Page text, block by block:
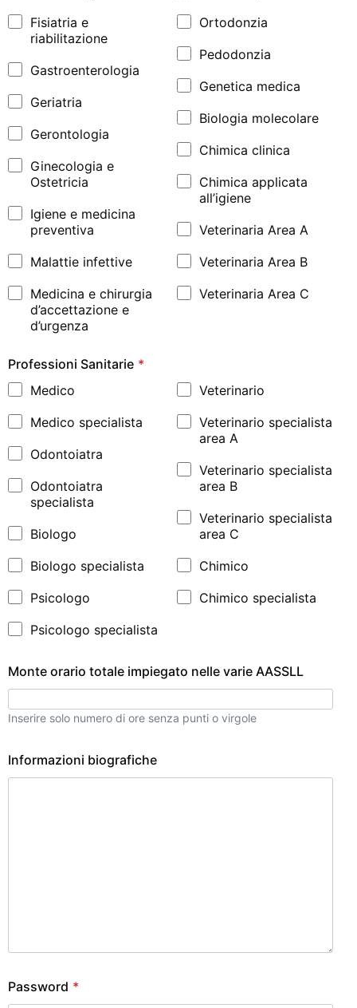
Fisiatria e
riabilitazione
Gastroenterologia
Geriatria
Gerontologia
Ginecologia e
Ostetricia
Igiene e medicina
preventiva
Malattie infettive
Medicina e chirurgia
d’accettazione e
d’urgenza
Ortodonzia
Pedodonzia
Genetica medica
Biologia molecolare
Chimica clinica
Chimica applicata
all’igiene
Veterinaria Area A
Veterinaria Area B
Veterinaria Area C
Professioni Sanitarie *
Medico
Medico specialista
Odontoiatra
Odontoiatra
specialista
Biologo
Biologo specialista
Psicologo
Psicologo specialista
Veterinario
Veterinario specialista
area A
Veterinario specialista
area B
Veterinario specialista
area C
Chimico
Chimico specialista
Monte orario totale impiegato nelle varie AASSLL
Inserire solo numero di ore senza punti o virgole
Informazioni biografiche
Password *